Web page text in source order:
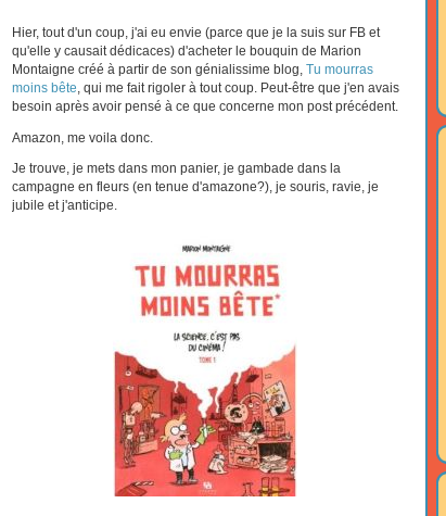
Hier, tout d'un coup, j'ai eu envie (parce que je la suis sur FB et
qu'elle y causait dédicaces) d'acheter le bouquin de Marion
Montaigne créé à partir de son génialissime blog, Tu mourras
moins bête , qui me fait rigoler à tout coup. Peut-être que j'en avais
besoin après avoir pensé à ce que concerne mon post précédent.
Amazon, me voila donc.
Je trouve, je mets dans mon panier, je gambade dans la
campagne en fleurs (en tenue d'amazone?), je souris, ravie, je
jubile et j'anticipe.